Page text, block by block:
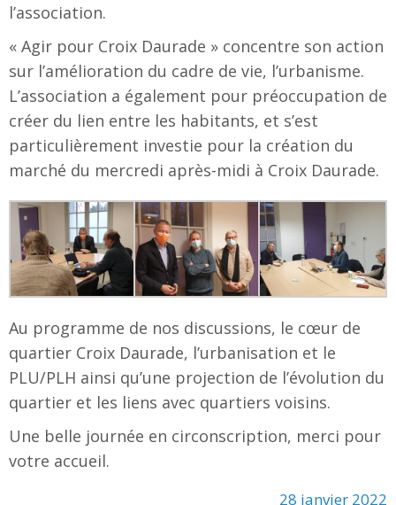
l’association.
« Agir pour Croix Daurade » concentre son action
sur l’amélioration du cadre de vie, l’urbanisme.
L’association a également pour préoccupation de
créer du lien entre les habitants, et s’est
particulièrement investie pour la création du
marché du mercredi après-midi à Croix Daurade.
Au programme de nos discussions, le cœur de
quartier Croix Daurade, l’urbanisation et le
PLU/PLH ainsi qu’une projection de l’évolution du
quartier et les liens avec quartiers voisins.
Une belle journée en circonscription, merci pour
votre accueil.
28 janvier 2022